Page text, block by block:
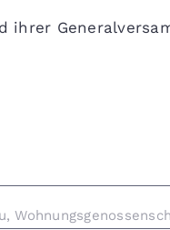
ihrer
,